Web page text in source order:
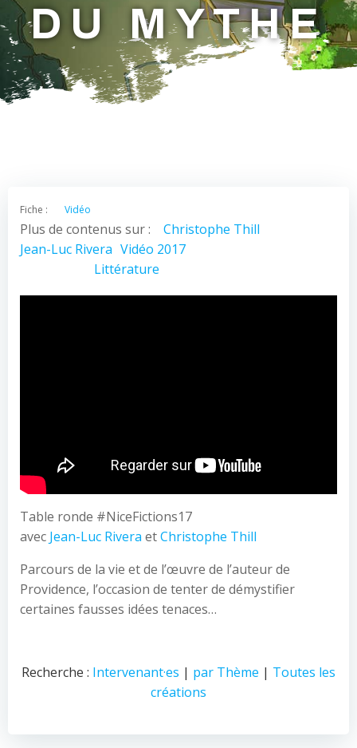
DU MYTHE
Fiche : Vidéo
Plus de contenus sur :
Christophe Thill
Jean-Luc Rivera Vidéo 2017
Littérature
Table ronde #NiceFictions17
avec Jean-Luc Rivera etChristophe Thill
Parcours de la vie et de l’œuvre de l’auteur de
Providence, l’occasion de tenter de démystifier
certaines fausses idées tenaces…
Recherche : Intervenant·es | par Thème | Toutes les
créations